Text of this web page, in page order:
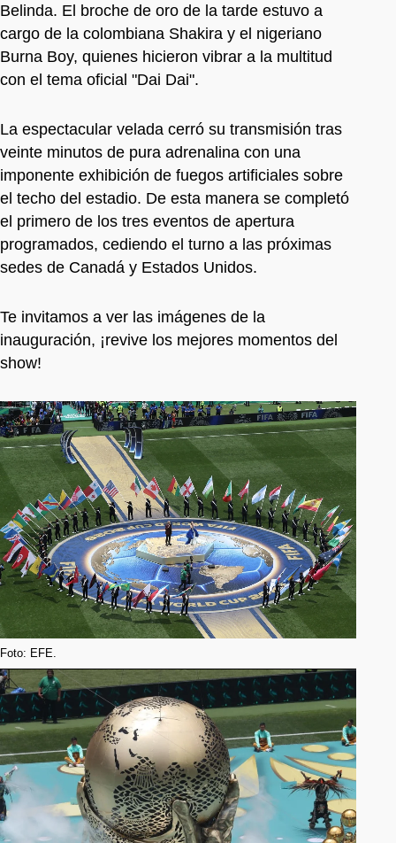
Belinda. El broche de oro de la tarde estuvo a
cargo de la colombiana Shakira y el nigeriano
Burna Boy, quienes hicieron vibrar a la multitud
con el tema oficial "Dai Dai".
La espectacular velada cerró su transmisión tras
veinte minutos de pura adrenalina con una
imponente exhibición de fuegos artificiales sobre
el techo del estadio. De esta manera se completó
el primero de los tres eventos de apertura
programados, cediendo el turno a las próximas
sedes de Canadá y Estados Unidos.
Te invitamos a ver las imágenes de la
inauguración, ¡revive los mejores momentos del
show!
Foto: EFE.